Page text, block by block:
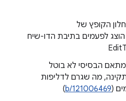
הקופץ של
לפעמים בתיבת הדו-שיח
הבסיסי לא בוטל
מה שגרם לדליפות
(
b/121006469
)